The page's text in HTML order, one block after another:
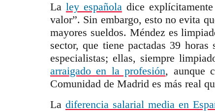
La ley españoladice
valor”. Sin embargo, esto no evita
mayores sueldos. Méndez es
sector, que tiene pactadas 39
especialistas; ellas, siempre
arraigado en la profesión, aunque
Comunidad de Madrid es más real
Ladiferencia salarial media en